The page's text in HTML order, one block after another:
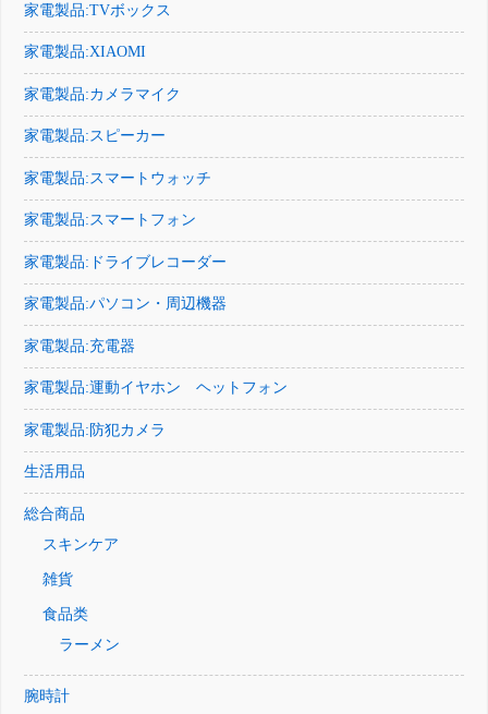
家電製品:TVボックス
家電製品:XIAOMI
家電製品:カメラマイク
家電製品:スピーカー
家電製品:スマートウォッチ
家電製品:スマートフォン
家電製品:ドライブレコーダー
家電製品:パソコン・周辺機器
家電製品:充電器
家電製品:運動イヤホン ヘットフォン
家電製品:防犯カメラ
生活用品
総合商品
スキンケア
雑貨
食品类
ラーメン
腕時計